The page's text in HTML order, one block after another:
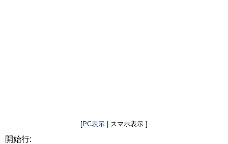
[PC表示 | スマホ表示 ]
開始行: